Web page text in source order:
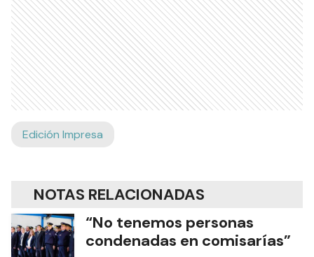
Edición Impresa
NOTAS RELACIONADAS
“No tenemos personas
condenadas en comisarías”